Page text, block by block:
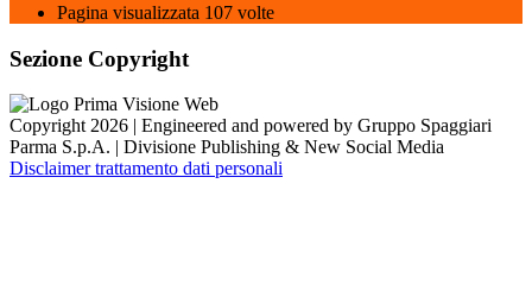
Pagina visualizzata 107 volte
Sezione Copyright
Copyright 2026 | Engineered and powered by Gruppo Spaggiari
Parma S.p.A. | Divisione Publishing & New Social Media
Disclaimer trattamento dati personali